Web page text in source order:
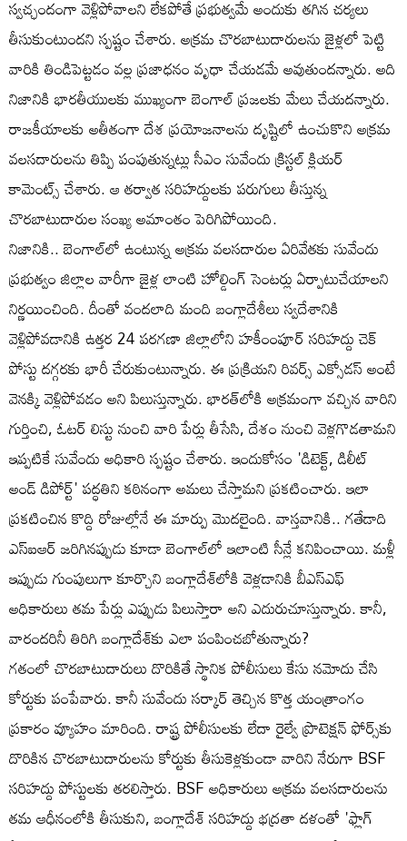
స్వచ్ఛందంగా వెళ్లిపోవాలని లేకపోతే ప్రభుత్వమే అందుకు తగిన చర్యలు
తీసుకుంటుందని స్పష్టం చేశారు. అక్రమ చొరబాటుదారులను జైళ్లలో పెట్టి
వారికి తిండిపెట్టడం వల్ల ప్రజాధనం వృధా చేయడమే అవుతుందన్నారు. అది
నిజానికి భారతీయులకు ముఖ్యంగా బెంగాల్ ప్రజలకు మేలు చేయదన్నారు.
రాజకీయాలకు అతీతంగా దేశ ప్రయోజనాలను దృష్టిలో ఉంచుకొని అక్రమ
వలసదారులను తిప్పి పంపుతున్నట్లు సీఎం సువేందు క్రిస్టల్ క్లియర్
కామెంట్స్ చేశారు. ఆ తర్వాత సరిహద్దులకు పరుగులు తీస్తున్న
చొరబాటుదారుల సంఖ్య అమాంతం పెరిగిపోయింది.
నిజానికి.. బెంగాల్​లో ఉంటున్న అక్రమ వలసదారుల ఏరివేతకు సువేందు
ప్రభుత్వం​ జిల్లాల వారీగా జైళ్ల లాంటి హోల్డింగ్​ సెంటర్లు ఏర్పాటుచేయాలని
నిర్ణయించింది. దీంతో వందలాది మంది బంగ్లాదేశీలు స్వదేశానికి
వెళ్లిపోవడానికి ఉత్తర 24 పరగణా జిల్లాలోని హకీంంపూర్​ సరిహద్దు చెక్​
పోస్టు దగ్గరకు భారీ చేరుకుంటున్నారు. ఈ ప్రక్రియని రివర్స్​ ఎక్సోడస్ అంటే
వెనక్కి వెళ్లిపోవడం అని పిలుస్తున్నారు. భారత్‌లోకి అక్రమంగా వచ్చిన వారిని
గుర్తించి, ఓటర్ లిస్టు నుంచి వారి పేర్లు తీసేసి, దేశం నుంచి వెళ్లగొడతామని
ఇప్పటికే సువేందు అధికారి స్పష్టం చేశారు. ఇందుకోసం 'డిటెక్ట్​, డిలీట్​
అండ్ డిపోర్ట్​' పద్ధతిని కఠినంగా అమలు చేస్తామని ప్రకటించారు. ఇలా
ప్రకటించిన కొద్ది రోజుల్లోనే ఈ మార్పు మొదలైంది. వాస్తవానికి.. గతేడాది
ఎస్​ఐఆర్ జరిగినప్పుడు కూడా బెంగాల్​లో ఇలాంటి సీన్లే కనిపించాయి. మళ్లీ
ఇప్పుడు గుంపులుగా కూర్చొని బంగ్లాదేశ్​లోకి వెళ్లడానికి బీఎస్​ఎఫ్
అధికారులు తమ పేర్లు ఎప్పుడు పిలుస్తారా అని ఎదురుచూస్తున్నారు. కానీ,
వారందరినీ తిరిగి బంగ్లాదేశ్‌కు ఎలా పంపించబోతున్నారు?
గతంలో చొరబాటుదారులు దొరికితే స్థానిక పోలీసులు కేసు నమోదు చేసి
కోర్టుకు పంపేవారు. కానీ సువేందు సర్కార్ తెచ్చిన కొత్త యంత్రాంగం
ప్రకారం వ్యూహం మారింది. రాష్ట్ర పోలీసులకు లేదా రైల్వే ప్రొటెక్షన్ ఫోర్స్‌కు
దొరికిన చొరబాటుదారులను కోర్టుకు తీసుకెళ్లకుండా వారిని నేరుగా BSF
సరిహద్దు పోస్టులకు తరలిస్తారు. BSF అధికారులు అక్రమ వలసదారులను
తమ ఆధీనంలోకి తీసుకుని, బంగ్లాదేశ్ సరిహద్దు భద్రతా దళంతో 'ఫ్లాగ్